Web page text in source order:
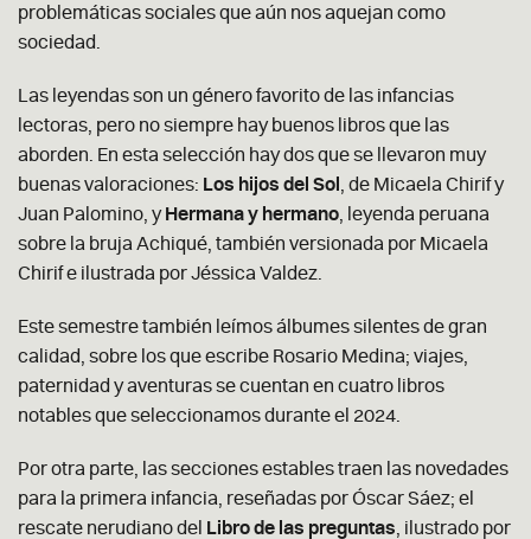
problemáticas sociales que aún nos aquejan como
sociedad.
Las leyendas son un género favorito de las infancias
lectoras, pero no siempre hay buenos libros que las
aborden. En esta selección hay dos que se llevaron muy
buenas valoraciones: Los hijos del Sol
, de Micaela Chirif y
Juan Palomino, y Hermana y hermano , leyenda peruana
sobre la bruja Achiqué, también versionada por Micaela
Chirif e ilustrada por Jéssica Valdez.
Este semestre también leímos álbumes silentes de gran
calidad, sobre los que escribe Rosario Medina; viajes,
paternidad y aventuras se cuentan en cuatro libros
notables que seleccionamos durante el 2024.
Por otra parte, las secciones estables traen las novedades
para la primera infancia, reseñadas por Óscar Sáez; el
rescate nerudiano del
Libro de las preguntas , ilustrado por